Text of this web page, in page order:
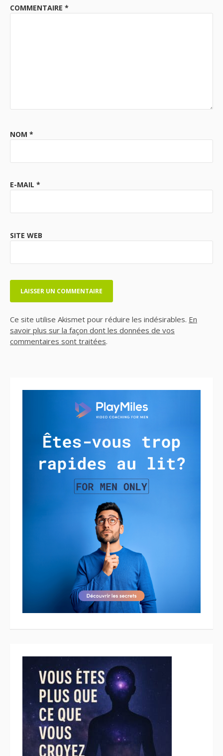
COMMENTAIRE *
NOM *
E-MAIL *
SITE WEB
Ce site utilise Akismet pour réduire les indésirables. En
savoir plus sur la façon dont les données de vos
commentaires sont traitées.